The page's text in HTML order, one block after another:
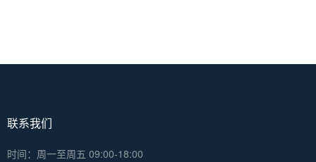
联系我们
时间：周一至周五 09:00-18:00